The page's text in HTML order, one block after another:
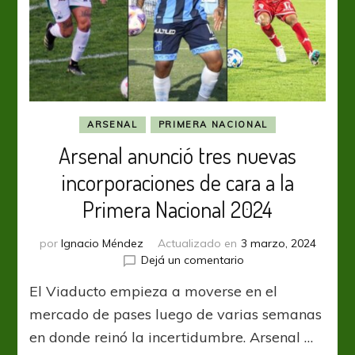
ARSENAL PRIMERA NACIONAL
Arsenal anunció tres nuevas
incorporaciones de cara a la
Primera Nacional 2024
por Ignacio Méndez Actualizado en 3 marzo, 2024
Dejá un comentarioen
anunció
tres
incorporaciones
El Viaducto empieza a moverse en el
mercado de pases luego de varias semanas
en donde reinó la incertidumbre. Arsenal …